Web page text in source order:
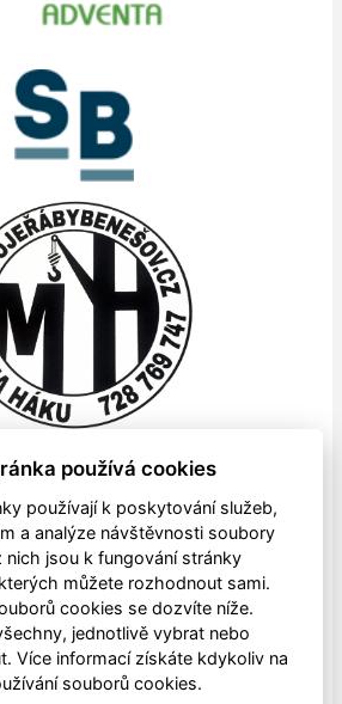
používá cookies
používají k poskytování služeb,
a analýze návštěvnosti soubory
nich jsou k fungování stránky
můžete rozhodnout sami.
cookies se dozvíte níže.
jednotlivě vybrat nebo
Více informací získáte kdykoliv na
souborů cookies.